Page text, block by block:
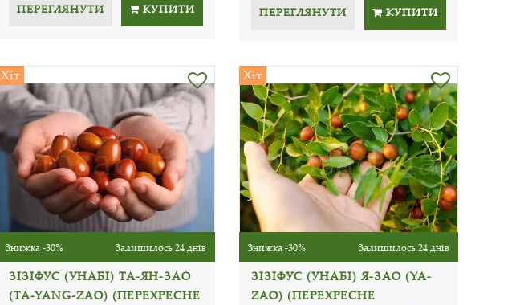
ПЕРЕГЛЯНУТИ КУПИТИ ПЕРЕГЛЯНУТИ КУПИТИ
Хіт
Знижка -30% Залишилось 24 днів
ЗІЗІФУС (УНАБІ) ТА-ЯН-ЗАО
(TA-YANG-ZAO) (ПЕРЕХРЕСНЕ
Хіт
Знижка -30% Залишилось 24 днів
ЗІЗІФУС (УНАБІ) Я-ЗАО (YA-
ZAO) (ПЕРЕХРЕСНЕ